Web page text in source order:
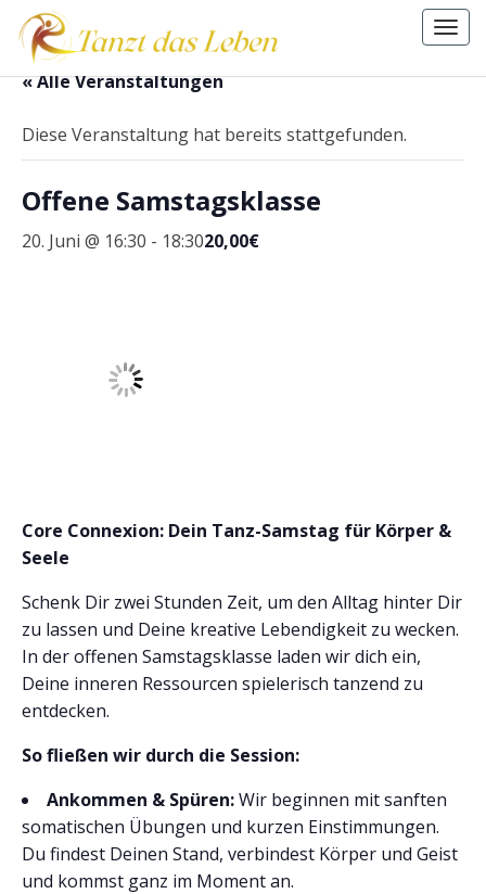
.
« Alle Veranstaltungen
Diese Veranstaltung hat bereits stattgefunden.
Offene Samstagsklasse
20. Juni @ 16:30 - 18:3020,00€
Core Connexion: Dein Tanz-Samstag für Körper &
Seele
Schenk Dir zwei Stunden Zeit, um den Alltag hinter Dir
zu lassen und Deine kreative Lebendigkeit zu wecken.
In der offenen Samstagsklasse laden wir dich ein,
Deine inneren Ressourcen spielerisch tanzend zu
entdecken.
So fließen wir durch die Session:
Ankommen & Spüren:Wir beginnen mit sanften
somatischen Übungen und kurzen Einstimmungen.
Du findest Deinen Stand, verbindest Körper und Geist
und kommst ganz im Moment an.